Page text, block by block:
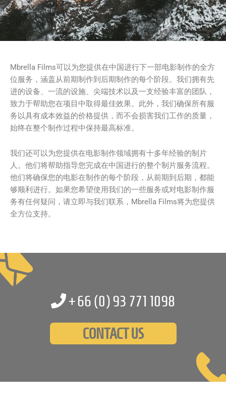
Mbrella Films可以为您提供在中国进行下一部电影制作的全方
位服务，涵盖从前期制作到后期制作的每个阶段。我们拥有先
进的设备、一流的设施、尖端技术以及一支经验丰富的团队，
致力于帮助您在项目中取得最佳效果。此外，我们确保所有服
务以具有成本效益的价格提供，而不会损害我们工作的质量，
始终在整个制作过程中保持最高标准。
我们还可以为您提供在电影制作领域拥有十多年经验的制片
人。他们将帮助指导您完成在中国进行的整个制片服务流程。
他们将确保您的电影在制作的每个阶段，从前期到后期，都能
够顺利进行。如果您希望使用我们的一些服务或对电影制作服
务有任何疑问，请立即与我们联系，Mbrella Films将为您提供
全方位支持。
+66 (0)93 771 1098
CONTACT US